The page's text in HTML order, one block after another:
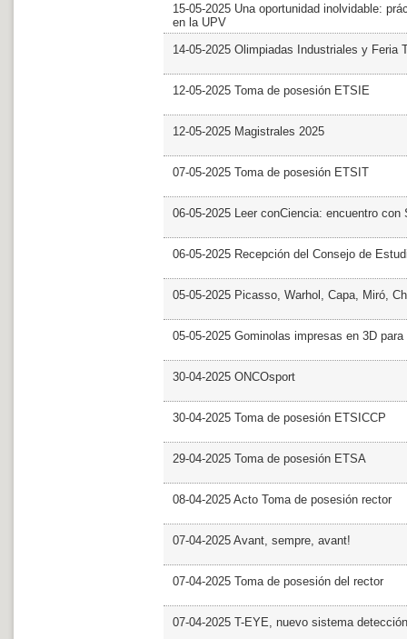
15-05-2025 Una oportunidad inolvidable:
en la UPV
14-05-2025 Olimpiadas Industriales y Feria
12-05-2025 Toma de posesión ETSIE
12-05-2025 Magistrales 2025
07-05-2025 Toma de posesión ETSIT
06-05-2025 Leer conCiencia: encuentro con
06-05-2025 Recepción del Consejo de
05-05-2025 Picasso, Warhol, Capa, Miró,
05-05-2025 Gominolas impresas en 3D
30-04-2025 ONCOsport
30-04-2025 Toma de posesión ETSICCP
29-04-2025 Toma de posesión ETSA
08-04-2025 Acto Toma de posesión rector
07-04-2025 Avant, sempre, avant!
07-04-2025 Toma de posesión del rector
07-04-2025 T-EYE, nuevo sistema